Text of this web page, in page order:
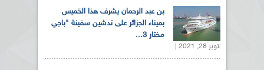
بن عبد الرحمان يشرف هذا الخميس
بميناء الجزائر على تدشين سفينة "باجي
مختار 3...
أكتوبر 28, 2021 |